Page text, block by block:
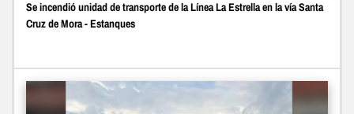
Se incendió unidad de transporte de la Línea La Estrella en la vía Santa
Cruz de Mora - Estanques